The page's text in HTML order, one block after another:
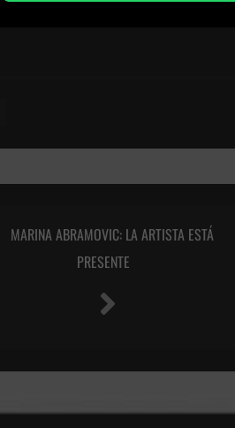
MARINA ABRAMOVIC: LA ARTISTA ESTÁ
PRESENTE